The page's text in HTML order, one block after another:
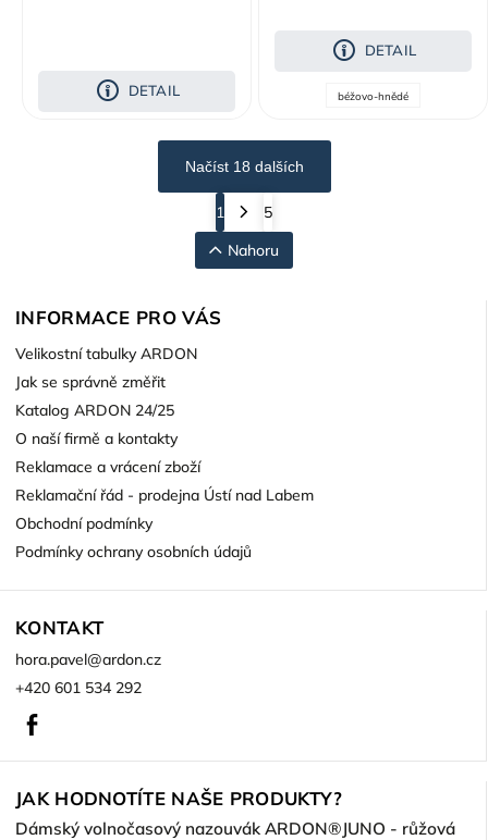
DETAIL
DETAIL
béžovo-hnědé
Načíst 18 dalších
1
5
Nahoru
INFORMACE PRO VÁS
Velikostní tabulky ARDON
Jak se správně změřit
Katalog ARDON 24/25
O naší firmě a kontakty
Reklamace a vrácení zboží
Reklamační řád - prodejna Ústí nad Labem
Obchodní podmínky
Podmínky ochrany osobních údajů
KONTAKT
hora.pavel@ardon.cz
+420 601 534 292
JAK HODNOTÍTE NAŠE PRODUKTY?
Dámský volnočasový nazouvák ARDON®JUNO - růžová